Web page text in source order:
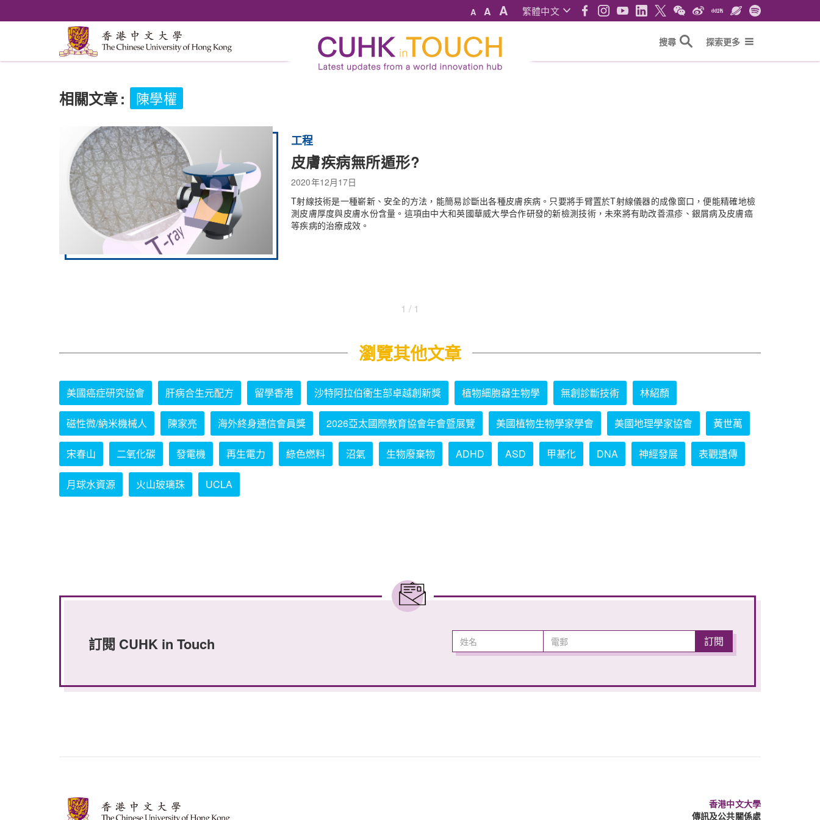
A A A 繁體中文
搜尋 探索更多
相關文章: 陳學權
工程
皮膚疾病無所遁形?
2020年12月17日
T射線技術是一種嶄新、安全的方法，能簡易診斷出各種皮膚疾病。只要將手臂置於T射線儀器的成像窗口，便能精確地檢
測皮膚厚度與皮膚水份含量。這項由中大和英國華威大學合作研發的新檢測技術，未來將有助改善濕疹、銀屑病及皮膚癌
等疾病的治療成效。
1 / 1
瀏覽其他文章
美國癌症研究協會 肝病合生元配方 留學香港 沙特阿拉伯衞生部卓越創新獎 植物細胞器生物學 無創診斷技術 林紹顏
磁性微/納米機械人 陳家亮 海外終身通信會員獎 2026亞太國際教育協會年會暨展覽 美國植物生物學家學會 美國地理學家協會 黃世萬
宋春山 二氧化碳 發電機 再生電力 綠色燃料 沼氣 生物廢棄物 ADHD ASD 甲基化 DNA 神經發展 表觀遺傳
月球水資源 火山玻璃珠 UCLA
訂閱 CUHK in Touch
香港中文大學
傳訊及公共關係處